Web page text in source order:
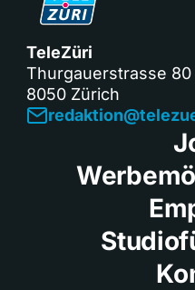
TeleZüri
Thurgauerstrasse 80
8050 Zürich